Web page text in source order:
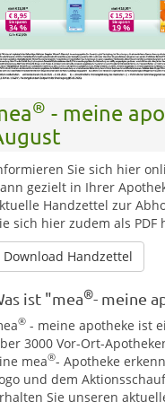
® - meine
Sie sich hier
gezielt in Ihrer
Handzettel zur
sich hier zudem als
Download Handzettel
ist "mea®- meine
® - meine apotheke ist
3000 Vor-Ort-
mea®- Apotheke
und dem
Sie unseren